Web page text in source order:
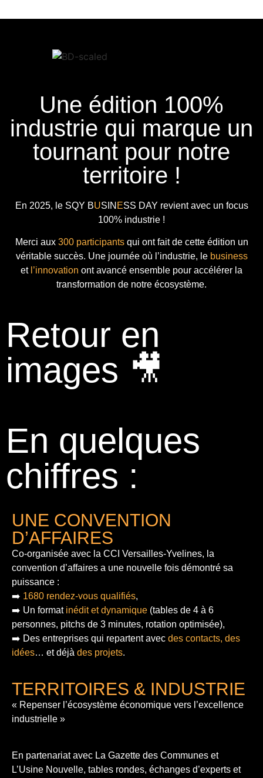
Une édition 100%
industrie qui marque un
tournant pour notre
territoire !
En 2025, le SQY BUSIN ESS DAY revient avec un focus
100% industrie !
Merci aux 300 participantsqui ont fait de cette édition un
véritable succès. Une journée où l’industrie, le business
et l’innovation ont avancé ensemble pour accélérer la
transformation de notre écosystème.
Retour en
images 🎥
En quelques
chiffres :
UNE CONVENTION
D’AFFAIRES
Co-organisée avec la CCI Versailles-Yvelines, la
convention d’affaires a une nouvelle fois démontré sa
puissance :
➡️ 1680 rendez-vous qualifiés,
➡️ Un format inédit et dynamique (tables de 4 à 6
personnes, pitchs de 3 minutes, rotation optimisée),
➡️ Des entreprises qui repartent avec des contacts, des
idées… et déjà des projets.
TERRITOIRES & INDUSTRIE
« Repenser l’écosystème économique vers l’excellence
industrielle »
En partenariat avec La Gazette des Communes et
L’Usine Nouvelle, tables rondes, échanges d’experts et